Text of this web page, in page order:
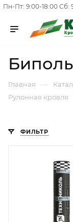
Пн-Пт: 9:00-18:00 Сб:
Биполь
Главная —
Рулонная кровля
ФИЛЬТР